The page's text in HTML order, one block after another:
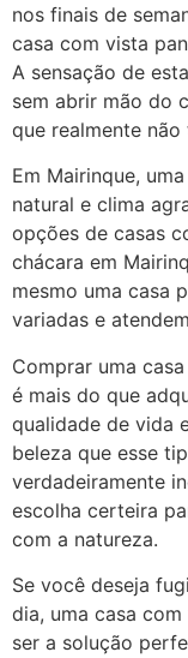
nos finais de
casa com vista
A sensação de
sem abrir mão do
que realmente
Em Mairinque,
natural e clima
opções de casas
chácara em
mesmo uma casa
variadas e
Comprar uma
é mais do que
qualidade de vida
beleza que esse
verdadeiramente
escolha certeira
com a natureza.
Se você deseja
dia, uma casa
ser a solução